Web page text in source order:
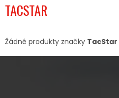
TACSTAR
Žádné produkty značky TacStar